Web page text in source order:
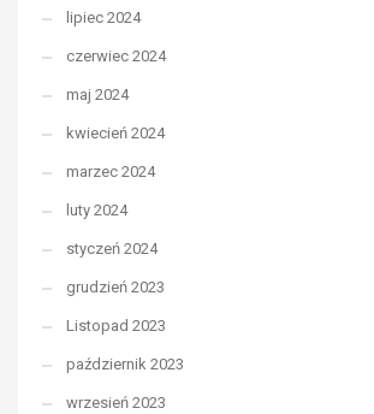
lipiec 2024
czerwiec 2024
maj 2024
kwiecień 2024
marzec 2024
luty 2024
styczeń 2024
grudzień 2023
Listopad 2023
październik 2023
wrzesień 2023